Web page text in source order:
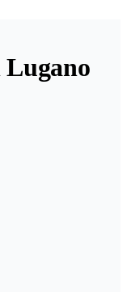
Lugano